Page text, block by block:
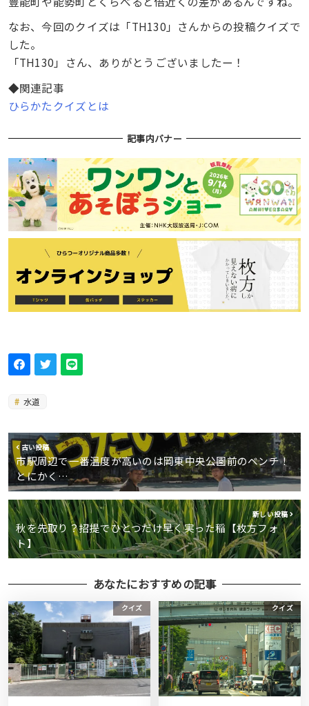
なお、今回のクイズは「TH130」さんからの投稿クイズで
した。
「TH130」さん、ありがとうございましたー！
◆関連記事
ひらかたクイズとは
記事内バナー
水道
古い投稿
市駅周辺で一番温度が高いのは岡東中央公園前のベンチ！
とにかく…
新しい投稿
秋を先取り？招提でひとつだけ早く実った稲【枚方フォ
ト】
あなたにおすすめの記事
クイズ クイズ